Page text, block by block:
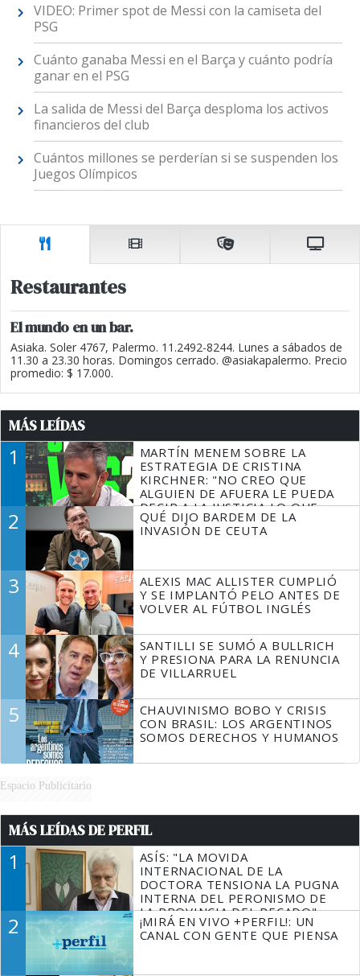
VIDEO: Primer spot de Messi con la camiseta del
PSG
Cuánto ganaba Messi en el Barça y cuánto podría
ganar en el PSG
La salida de Messi del Barça desploma los activos
financieros del club
Cuántos millones se perderían si se suspenden los
Juegos Olímpicos
Restaurantes
El mundo en un bar.
Asiaka. Soler 4767, Palermo. 11.2492-8244. Lunes a sábados de
11.30 a 23.30 horas. Domingos cerrado. @asiakapalermo. Precio
promedio: $ 17.000.
MÁS LEÍDAS
1
MARTÍN MENEM SOBRE LA
ESTRATEGIA DE CRISTINA
KIRCHNER: "NO CREO QUE
ALGUIEN DE AFUERA LE PUEDA
DECIR A LA JUSTICIA LO QUE
TIENE QUE HACER"
2
QUÉ DIJO BARDEM DE LA
INVASIÓN DE CEUTA
3
ALEXIS MAC ALLISTER CUMPLIÓ
Y SE IMPLANTÓ PELO ANTES DE
VOLVER AL FÚTBOL INGLÉS
4
SANTILLI SE SUMÓ A BULLRICH
Y PRESIONA PARA LA RENUNCIA
DE VILLARRUEL
5
CHAUVINISMO BOBO Y CRISIS
CON BRASIL: LOS ARGENTINOS
SOMOS DERECHOS Y HUMANOS
Espacio Publicitario
MÁS LEÍDAS DE PERFIL
1
ASÍS: "LA MOVIDA
INTERNACIONAL DE LA
DOCTORA TENSIONA LA PUGNA
INTERNA DEL PERONISMO DE
LA PROVINCIA DEL PECADO"
2
¡MIRÁ EN VIVO +PERFIL!: UN
CANAL CON GENTE QUE PIENSA